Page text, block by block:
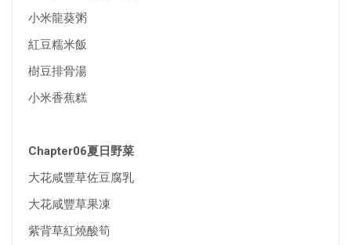
小米龍葵粥
紅豆糯米飯
樹豆排骨湯
小米香蕉糕
Chapter06夏日野菜
大花咸豐草佐豆腐乳
大花咸豐草果凍
紫背草紅燒酸筍